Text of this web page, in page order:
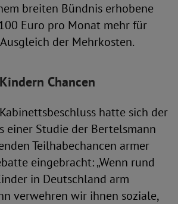
breiten Bündnis erhobene
Euro pro Monat mehr für
der Mehrkosten.
Chancen
hatte sich der
einer Studie der Bertelsmann
Teilhabechancen armer
eingebracht: „Wenn rund
in Deutschland arm
verwehren wir ihnen soziale,